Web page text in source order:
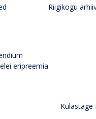
eripreemia
Riigikogu
Külastage